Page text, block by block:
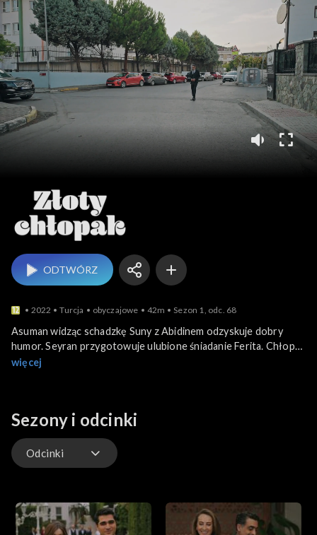
Złoty chłopak
ODTWÓRZ
2022 Turcja obyczajowe 42m Sezon 1, odc. 68
Asuman widząc schadzkę Suny z Abidinem odzyskuje dobry
humor. Seyran przygotowuje ulubione śniadanie Ferita. Chłopak
jest zachwycony niespodzianką. Latif zaczyna wprowadzać
więcej
Sezony i odcinki
Odcinki